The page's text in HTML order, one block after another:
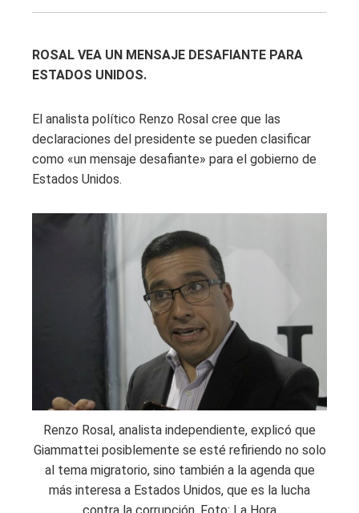
ROSAL VEA UN MENSAJE DESAFIANTE PARA
ESTADOS UNIDOS.
El analista político Renzo Rosal cree que las
declaraciones del presidente se pueden clasificar
como «un mensaje desafiante» para el gobierno de
Estados Unidos.
Renzo Rosal, analista independiente, explicó que
Giammattei posiblemente se esté refiriendo no solo
al tema migratorio, sino también a la agenda que
más interesa a Estados Unidos, que es la lucha